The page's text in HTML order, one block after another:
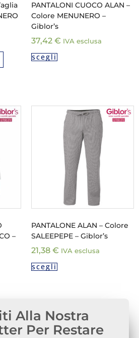
PANTALONI CUOCO ALAN –
Colore MENUNERO –
Giblor’s
37,42 € IVA esclusa
scegli
–
PANTALONE ALAN – Colore
SALEEPEPE – Giblor’s
21,38 € IVA esclusa
scegli
Alla Nostra
Per Restare